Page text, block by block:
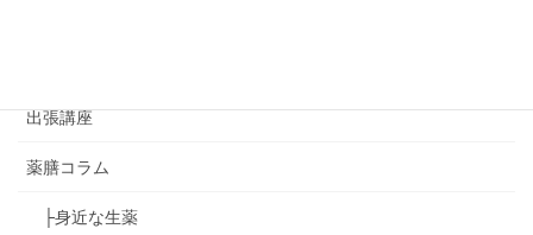
出張講座
薬膳コラム
├身近な生薬